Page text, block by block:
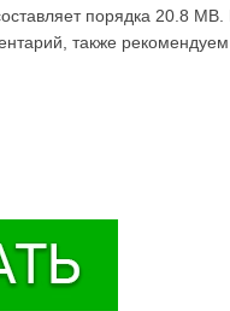
порядка 20.8
также рекомендуем